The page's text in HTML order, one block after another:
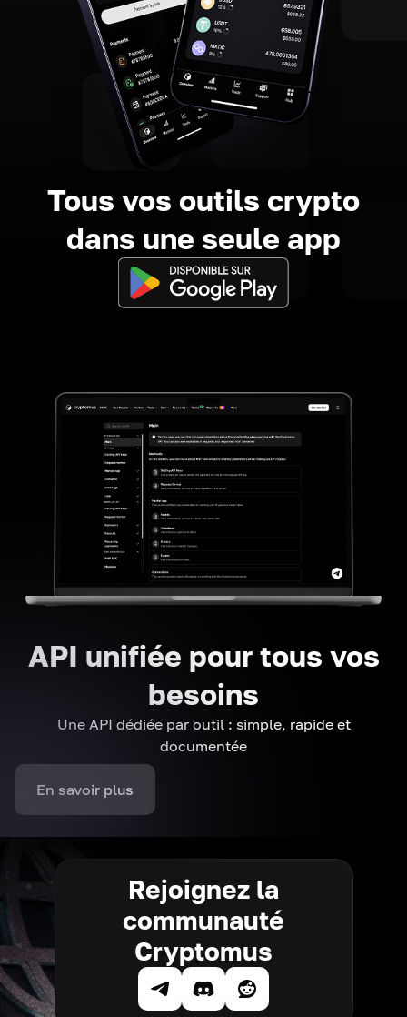
Tous vos outils crypto
dans une seule app
API unifiée pour tous vos
besoins
Une API dédiée par outil : simple, rapide et
documentée
En savoir plus
Rejoignez la
communauté
Cryptomus